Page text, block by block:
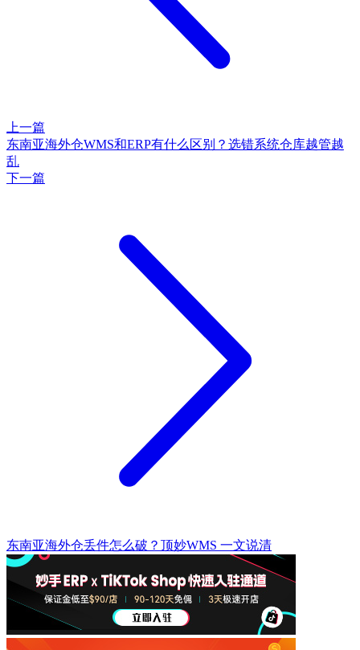
上一篇
东南亚海外仓WMS和ERP有什么区别？选错系统仓库越管越
乱
下一篇
东南亚海外仓丢件怎么破？顶妙WMS 一文说清